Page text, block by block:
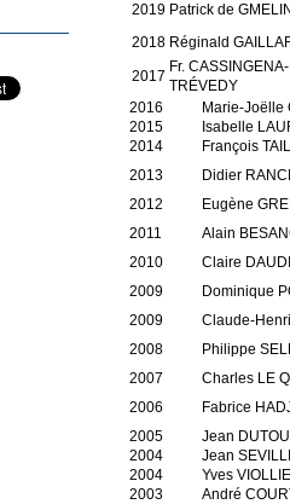
2019 Patrick de
2018 Réginald
2017
Fr. CASSINGENA-
TRÉVEDY
2016
Marie-Joëlle
2015
Isabelle
2014
François
2013
Didier
2012
Eugène
2011
Alain
2010
Claire
2009
Dominique
2009
Claude-
2008
2007
Charles LE
2006
Fabrice
2005
Jean
2004
Jean
2004
Yves
2003
André